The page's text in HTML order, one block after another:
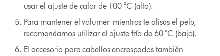
usar el ajuste de calor de 100 °C (alto).
Para mantener el volumen mientras te alisas el pelo,
recomendamos utilizar el ajuste frío de 60 °C (bajo).
El accesorio para cabellos encrespados también